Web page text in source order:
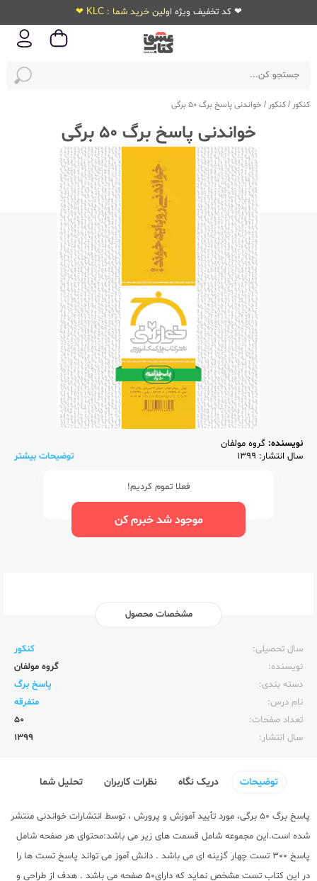
❤ کد تخفیف ویژه اولین خرید شما : KLC ❤
کنکور /کنکور / خواندنی پاسخ برگ 50 برگی
خواندنی پاسخ برگ 50 برگی
نویسنده: گروه مولفان
سال انتشار: 1399
توضیحات بیشتر
فعلا تموم کردیم!
موجود شد خبرم کن
مشخصات محصول
سال تحصیلی:‌
کنکور
نویسنده:‌
گروه مولفان
دسته بندی:
پاسخ برگ
نام درس:
متفرقه
تعداد صفحات:‌
50
سال انتشار:‌
1399
توضیحات دریک نگاه نظرات کاربران تحلیل شما
پاسخ برگ 50 برگی، مورد تأیید آموزش و پرورش ، توسط انتشارات خواندنی منتشر
شده است.این مجموعه شامل قسمت های زیر می باشد:محتوای هر صفحه شامل
پاسخ 300 تست چهار گزینه ای می باشد . دانش آموز می تواند پاسخ تست ها را
در این کتاب تست مشخص نماید که دارای50 صفحه می باشد . هدف از طراحی و